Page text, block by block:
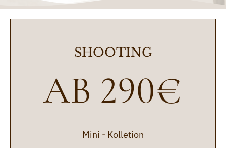
SHOOTING
AB 290€
Mini - Kolletion